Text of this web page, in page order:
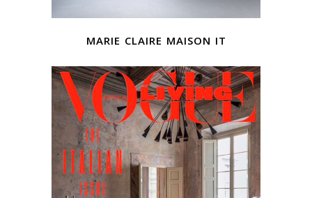
marie claire maison it